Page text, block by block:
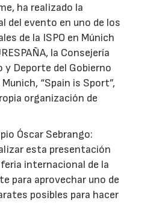
ha realizado la
del evento en uno de los
de la ISPO en Múnich
la Consejería
y Deporte del Gobierno
“Spain is Sport”,
organización de
Óscar Sebrango:
esta presentación
internacional de la
para aprovechar uno de
posibles para hacer